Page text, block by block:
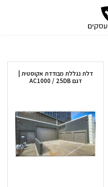
דלת נגללת מבודדת אקוסטית |
דגם AC1000 / 25DB